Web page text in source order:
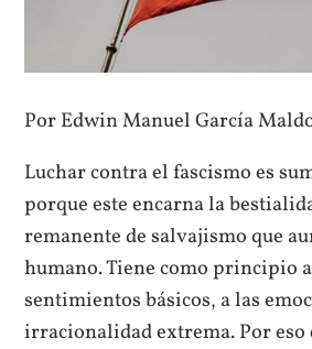
Por Edwin Manuel García
Luchar contra el fascismo es
porque este encarna la
remanente de salvajismo que
humano. Tiene como principio
sentimientos básicos, a las
irracionalidad extrema. Por eso